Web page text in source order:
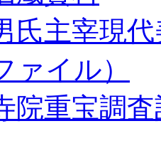
氏主宰現
ァイル）
院重宝調